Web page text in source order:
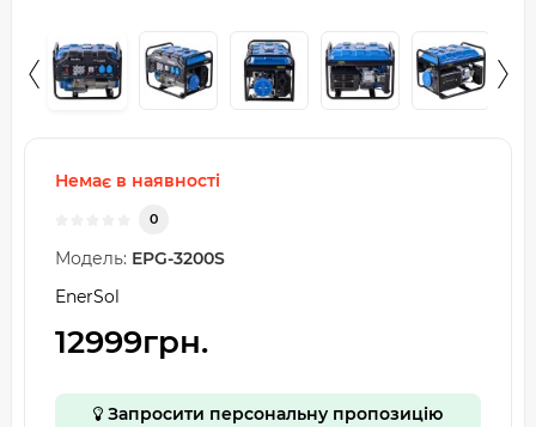
Немає в наявності
0
Модель: EPG-3200S
EnerSol
12999грн.
Запросити персональну пропозицію